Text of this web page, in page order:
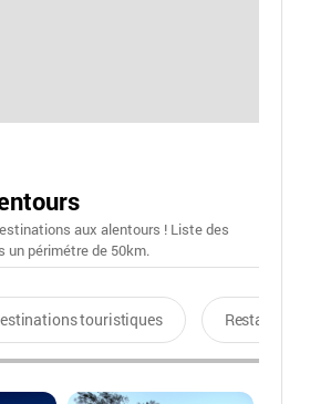
aux alentours ! Liste des
un périmétre de 50km.
touristiques Restaurants